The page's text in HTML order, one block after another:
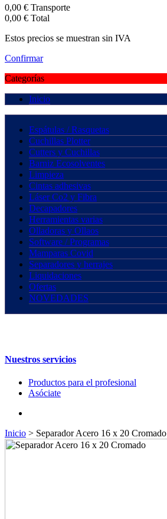
0,00 € Transporte
0,00 € Total
Estos precios se muestran sin IVA
Confirmar
Categorías
Inicio
Espátulas / Rasquetas
Cuchillas Plotter
Cutters y Cuchillas
Barniz Ecosolventes
Limpieza
Cintas adhesivas
Láser Co2 y Fibra
Decapadores
Herramientas varias
Olladoras y Ollaos
Software / Programas
Mamparas Covid
Separadores y herrajes
Liquidaciones
Ofertas
NOVEDADES
Nuestros servicios
Productos para el profesional
Asóciate
Inicio > Separador Acero 16 x 20 Cromado